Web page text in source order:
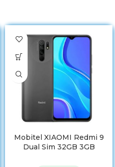
Mobitel XIAOMI Redmi 9
Dual Sim 32GB 3GB